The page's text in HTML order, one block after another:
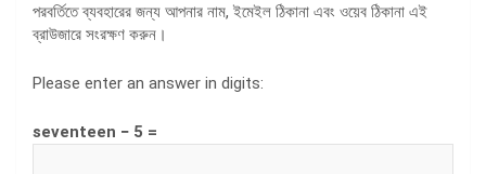
পরবর্তিতে ব্যবহারের জন্য আপনার নাম, ইমেইল ঠিকানা এবং ওয়েব ঠিকানা এই
ব্রাউজারে সংরক্ষণ করুন।
Please enter an answer in digits:
seventeen − 5 =